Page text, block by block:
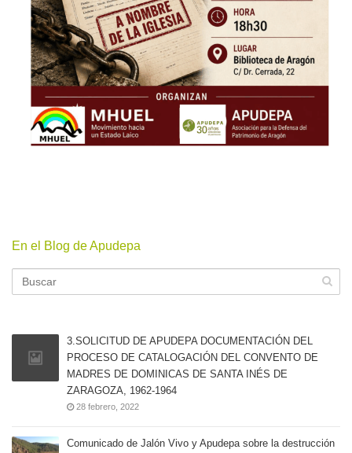
En el Blog de Apudepa
3.SOLICITUD DE APUDEPA DOCUMENTACIÓN DEL
PROCESO DE CATALOGACIÓN DEL CONVENTO DE
MADRES DE DOMINICAS DE SANTA INÉS DE
ZARAGOZA, 1962-1964
28 febrero, 2022
Comunicado de Jalón Vivo y Apudepa sobre la destrucción